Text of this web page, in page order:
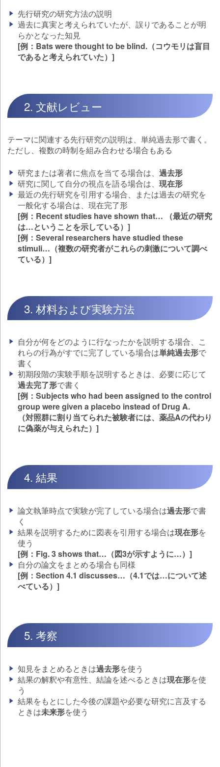
先行研究の研究方法の説明
過去に真実と考えられていたが、誤りであることが明
らかとなった知見
[例：Bats were thought to be blind.（コウモリは盲目
であると考えられていた）]
2. 文献レビュー
テーマに関連する先行研究の説明は、単純過去形で書く。
ただし、複数の時制を組み合わせる場合もある
研究または著者に焦点を当てる場合は、 過去形
研究に関して自分の視点を語る場合は、 現在形
最近の先行研究を引用する場合、または過去の研究を
一般化する場合は、現在完了形
[例：Recent studies have shown that… （最近の研究
は…ということを示している）]
[例：Several researchers have studied these
stimuli…（複数の研究者がこれらの刺激について調べ
ている）]
3. 材料および実験方法
自分が何をどのように行なったかを説明する場合、こ
れらの行為がすでに完了している場合は単純過去形で
書く
初期段階の実験手順を説明するときは、必要に応じて
過去完了形で書く
[例：Subjects who had been assigned to the control
group were given a placebo instead of Drug A.
（対照群に割り当てられた被験者には、薬品Aの代わり
に偽薬が与えられた）]
4. 結果
論文執筆時点で実験が完了している場合は過去形で書
く
結果を説明するために図表を引用する場合は現在形を
使う
[例：Fig. 3 shows that…（図3が示すように…）]
自分の論文をまとめる場合も同様
[例：Section 4.1 discusses…（4.1では…について述
べている）]
5. 考察
知見をまとめるときは過去形を使う
結果の解釈や有意性、結論を述べるときは現在形を使
う
結果をもとにした今後の課題や必要な研究に言及する
ときは未来形を使う